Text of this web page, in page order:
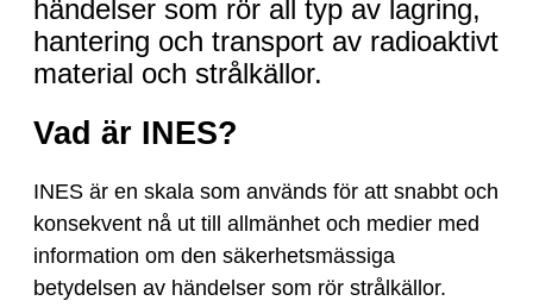
händelser som rör all typ av lagring,
hantering och transport av radioaktivt
material och strålkällor.
Vad är INES?
INES är en skala som används för att snabbt och
konsekvent nå ut till allmänhet och medier med
information om den säkerhetsmässiga
betydelsen av händelser som rör strålkällor.